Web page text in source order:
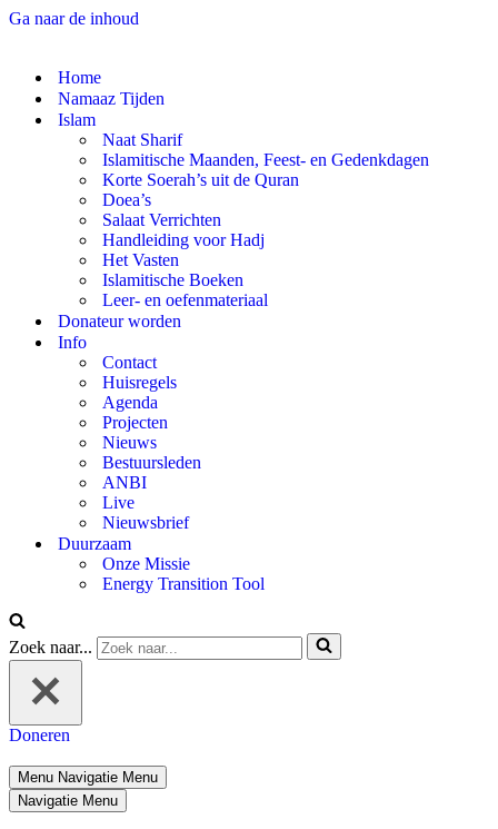
Ga naar de inhoud
Home
Namaaz Tijden
Islam
Naat Sharif
Islamitische Maanden, Feest- en Gedenkdagen
Korte Soerah’s uit de Quran
Doea’s
Salaat Verrichten
Handleiding voor Hadj
Het Vasten
Islamitische Boeken
Leer- en oefenmateriaal
Donateur worden
Info
Contact
Huisregels
Agenda
Projecten
Nieuws
Bestuursleden
ANBI
Live
Nieuwsbrief
Duurzaam
Onze Missie
Energy Transition Tool
Zoek naar...
Doneren
Menu Navigatie Menu
Navigatie Menu